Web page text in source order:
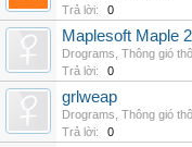
Trả lời:
0
Maplesoft Maple
Drograms Thông gió
Trả lời:
0
grlweap
Drograms Thông gió
Trả lời:
0